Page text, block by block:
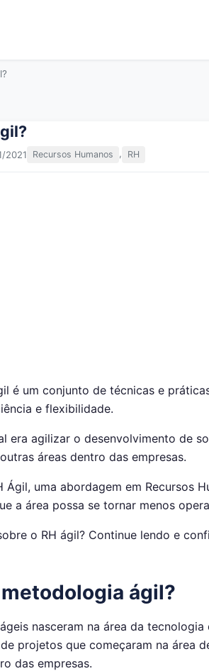
2021 Recursos Humanos , RH
é um conjunto de técnicas e
e flexibilidade.
era agilizar o desenvolvimento de
áreas dentro das empresas.
Ágil, uma abordagem em Recursos
a área possa se tornar menos
o RH ágil? Continue lendo e
metodologia ágil?
nasceram na área da
projetos que começaram na área
das empresas.